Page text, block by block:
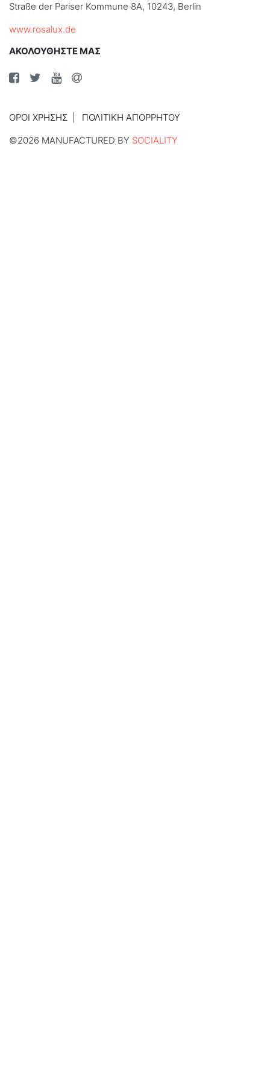
Straße der Pariser Kommune 8A, 10243, Berlin
www.rosalux.de
ΑΚΟΛΟΥΘΗΣΤΕ ΜΑΣ
ΌΡΟΙ ΧΡΉΣΗΣ
ΠΟΛΙΤΙΚΉ ΑΠΟΡΡΉΤΟΥ
©2026 MANUFACTURED BY SOCIALITY